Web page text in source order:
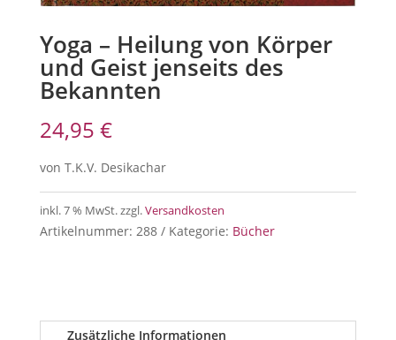
Yoga – Heilung von Körper
und Geist jenseits des
Bekannten
24,95 €
von T.K.V. Desikachar
inkl. 7 % MwSt.zzgl.Versandkosten
Artikelnummer: 288 Kategorie: Bücher
Zusätzliche Informationen